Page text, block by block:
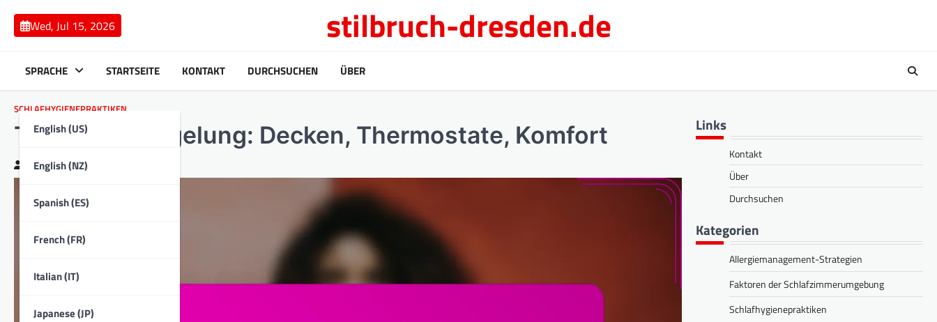
content
Wed, Jul 15, 2026 stilbruch-dresden.de
SPRACHE
English (US)
English (NZ)
Spanish (ES)
French (FR)
Italian (IT)
Japanese (JP)
STARTSEITE KONTAKT DURCHSUCHEN ÜBER
SCHLAFHYGIENEPRAKTIKEN
Temperaturregelung: Decken, Thermostate, Komfort
Clara Bennett
Links
Kontakt
Über
Durchsuchen
Kategorien
Allergiemanagement-Strategien
Faktoren der Schlafzimmerumgebung
Schlafhygienepraktiken